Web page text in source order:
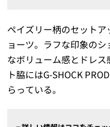
ペイズリー柄のセット
ョーツ。ラフな印象の
なボリューム感とドレ
ト脇にはG-SHOCK
らっている。